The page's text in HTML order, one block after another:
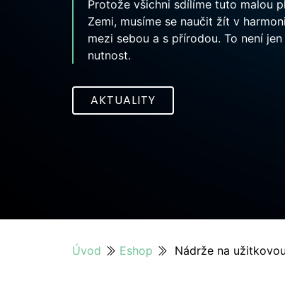
Protože všichni sdílíme tuto malou
Zemi, musíme se naučit žít v
mezi sebou a s přírodou. To není jen
nutnost.
AKTUALITY
Úvod Eshop Nádrže na